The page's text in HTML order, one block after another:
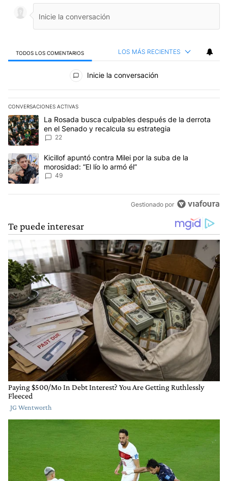
TODOS LOS COMENTARIOS LOS MÁS RECIENTES
Todos los comentarios
Inicie la conversación
CONVERSACIONES ACTIVAS
Este listado muestra los artículos con más comentarios en los
Un artículo de tendencia con el título "La Rosada busca
La Rosada busca culpables después de la derrota
en el Senado y recalcula su estrategia
22
Un artículo de tendencia con el título "Kicillof apuntó contra Milei
Kicillof apuntó contra Milei por la suba de la
morosidad: “El lío lo armó él”
49
Gestionado por